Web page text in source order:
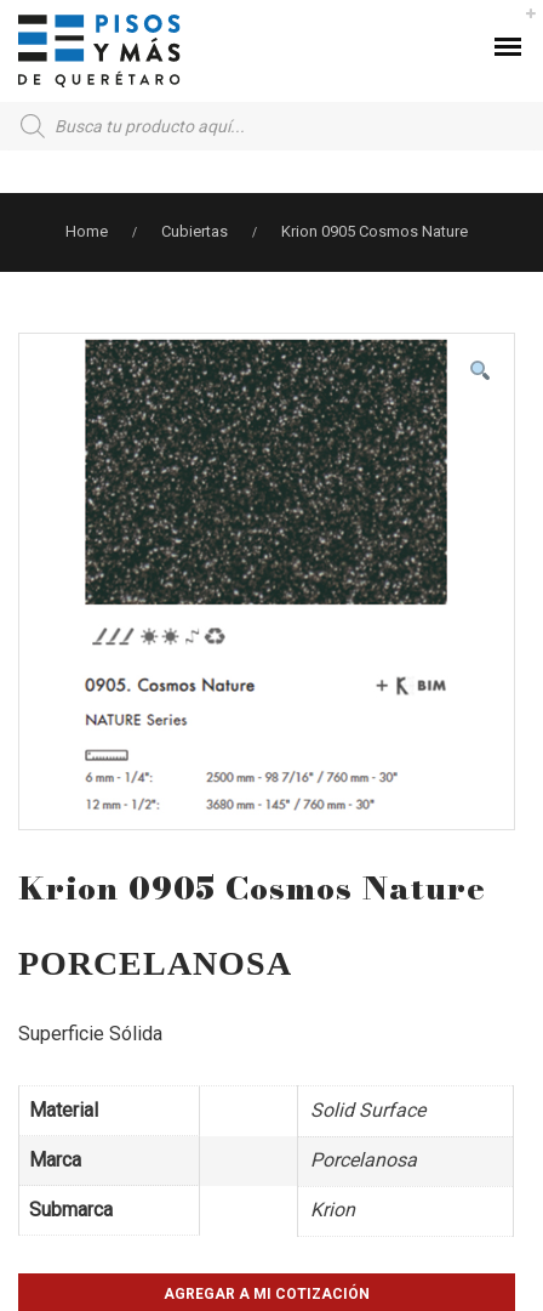
Products
search
Home / Cubiertas / Krion 0905 Cosmos Nature
Krion 0905 Cosmos Nature
PORCELANOSA
Superficie Sólida
Material Solid Surface
Marca Porcelanosa
Submarca Krion
AGREGAR A MI COTIZACIÓN